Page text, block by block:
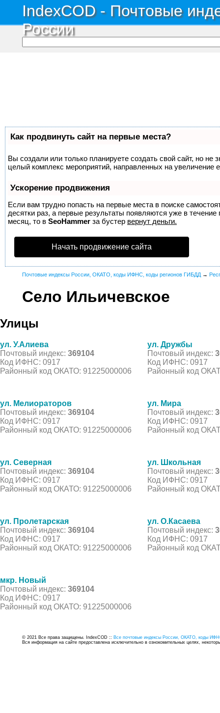
IndexCOD - Почтовые
России
Как продвинуть сайт на первые места?
Вы создали или только планируете создать свой сайт, но не
целый комплекс мероприятий, направленных на увеличение
Ускорение продвижения
Если вам трудно попасть на первые места в поиске
десятки раз, а первые результаты появляются уже в
месяц, то в SeoHammer за бустер вернут деньги.
Начать продвижение сайта
Почтовые индексы России, ОКАТО, коды ИФНС, коды регионов ГИБДД →
Село Ильичевское
Улицы
ул. У.Алиева
Почтовый индекс: 369104
Код ИФНС: 0917
Районный код ОКАТО: 91225000006
ул. Дружбы
Почтовый индекс:
Код ИФНС: 0917
Районный код
ул. Мелиораторов
Почтовый индекс: 369104
Код ИФНС: 0917
Районный код ОКАТО: 91225000006
ул. Мира
Почтовый индекс:
Код ИФНС: 0917
Районный код
ул. Северная
Почтовый индекс: 369104
Код ИФНС: 0917
Районный код ОКАТО: 91225000006
ул. Школьная
Почтовый индекс:
Код ИФНС: 0917
Районный код
ул. Пролетарская
Почтовый индекс: 369104
Код ИФНС: 0917
Районный код ОКАТО: 91225000006
ул. О.Касаева
Почтовый индекс:
Код ИФНС: 0917
Районный код
мкр. Новый
Почтовый индекс: 369104
Код ИФНС: 0917
Районный код ОКАТО: 91225000006
© 2021 Все права защищены. IndexCOD :: Все почтовые индексы России, ОКАТО, коды
Вся информация на сайте предоставлена исключительно в ознокомительных целях,